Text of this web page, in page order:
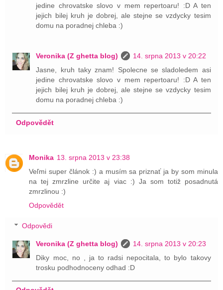
jedine chrovatske slovo v mem repertoaru! :D A ten
jejich bilej kruh je dobrej, ale stejne se vzdycky tesim
domu na poradnej chleba :)
Veronika (Z ghetta blog)
14. srpna 2013 v 20:22
Jasne, kruh taky znam! Spolecne se sladoledem asi
jedine chrovatske slovo v mem repertoaru! :D A ten
jejich bilej kruh je dobrej, ale stejne se vzdycky tesim
domu na poradnej chleba :)
Odpovědět
Monika 13. srpna 2013 v 23:38
Veľmi super článok :) a musím sa priznať ja by som minula
na tej zmrzline určite aj viac :) Ja som totiž posadnutá
zmrzlinou :)
Odpovědět
Odpovědi
Veronika (Z ghetta blog)
14. srpna 2013 v 20:23
Diky moc, no , ja to radsi nepocitala, to bylo takovy
trosku podhodnoceny odhad :D